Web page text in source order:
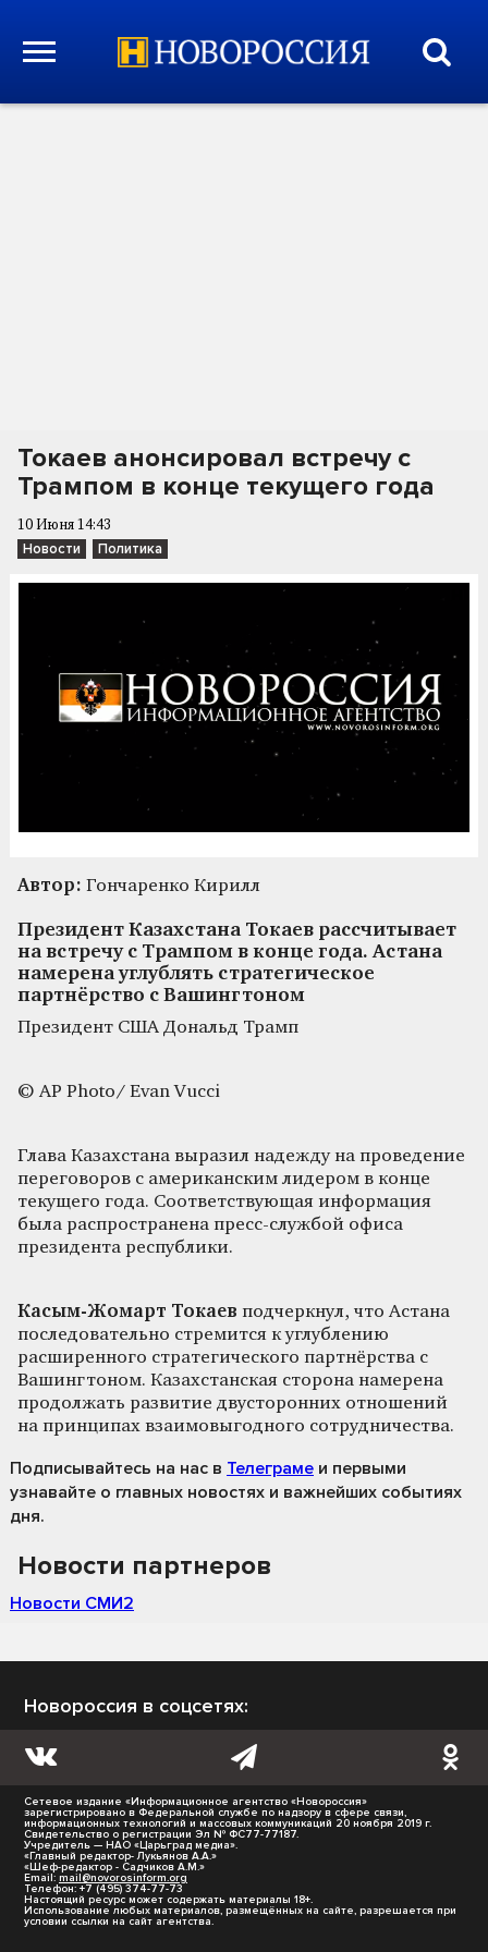
Токаев анонсировал встречу с
Трампом в конце текущего года
10 Июня 14:43
Новости Политика
Автор: Гончаренко Кирилл
Президент Казахстана Токаев рассчитывает
на встречу с Трампом в конце года. Астана
намерена углублять стратегическое
партнёрство с Вашингтоном
Президент США Дональд Трамп
© AP Photo/ Evan Vucci
Глава Казахстана выразил надежду на проведение
переговоров с американским лидером в конце
текущего года. Соответствующая информация
была распространена пресс-службой офиса
президента республики.
Касым-Жомарт Токаев подчеркнул, что Астана
последовательно стремится к углублению
расширенного стратегического партнёрства с
Вашингтоном. Казахстанская сторона намерена
продолжать развитие двусторонних отношений
на принципах взаимовыгодного сотрудничества.
Подписывайтесь на нас в Телеграме и первыми
узнавайте о главных новостях и важнейших событиях
дня.
Новости партнеров
Новости СМИ2
Новороссия в соцсетях:
Сетевое издание «Информационное агентство «Новороссия»
зарегистрировано в Федеральной службе по надзору в сфере связи,
информационных технологий и массовых коммуникаций 20 ноября 2019 г.
Свидетельство о регистрации Эл № ФС77-77187.
Учредитель — НАО «Царьград медиа».
«Главный редактор- Лукьянов А.А.»
«Шеф-редактор - Садчиков А.М.»
Email: mail@novorosinform.org
Телефон: +7 (495) 374-77-73
Настоящий ресурс может содержать материалы 18+.
Использование любых материалов, размещённых на сайте, разрешается при
условии ссылки на сайт агентства.